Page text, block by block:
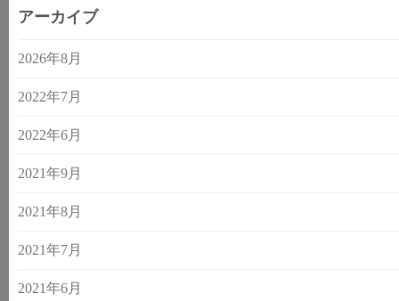
アーカイブ
2026年8月
2022年7月
2022年6月
2021年9月
2021年8月
2021年7月
2021年6月